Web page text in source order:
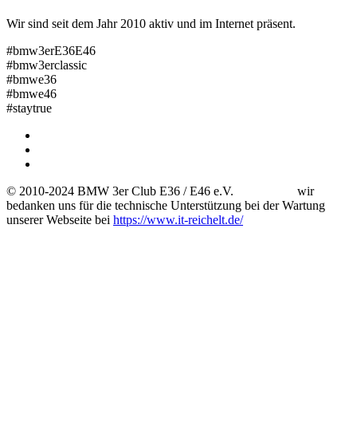
Wir sind seit dem Jahr 2010 aktiv und im Internet präsent.
#bmw3erE36E46
#bmw3erclassic
#bmwe36
#bmwe46
#staytrue
© 2010-2024 BMW 3er Club E36 / E46 e.V. wir
bedanken uns für die technische Unterstützung bei der Wartung
unserer Webseite bei https://www.it-reichelt.de/